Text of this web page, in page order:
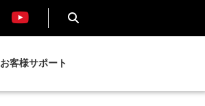
お客様サポート